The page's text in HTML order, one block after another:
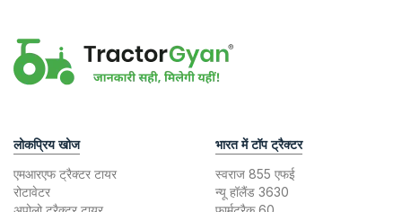
लोकप्रिय खोज
एमआरएफ ट्रैक्टर टायर
रोटावेटर
भारत में टॉप ट्रैक्टर
स्वराज 855 एफई
न्यू हॉलैंड 3630